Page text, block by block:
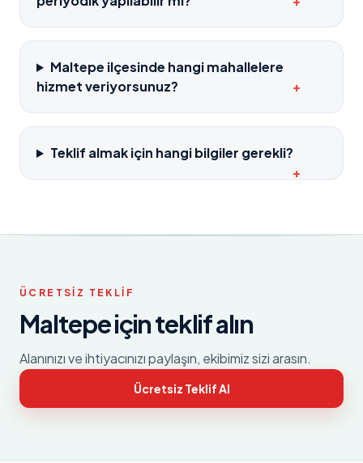
Maltepe ilçesinde hangi mahallelere
hizmet veriyorsunuz?
+
Teklif almak için hangi bilgiler gerekli?
+
ÜCRETSIZ TEKLIF
Maltepeiçin teklif alın
Alanınızı ve ihtiyacınızı paylaşın, ekibimiz sizi arasın.
Ücretsiz Teklif Al